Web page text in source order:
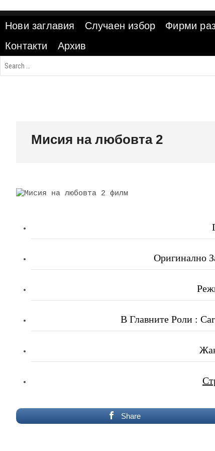
content
Нови заглавия Случаен избор Фирми
Контакти
Архив
Мисия на любовта 2
Оригинално
В Главните Роли :
Share